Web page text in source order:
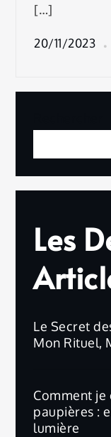
[…]
20/11/2023
Les
Le Secret
Mon Rituel,
Comment je
paupières :
lumière